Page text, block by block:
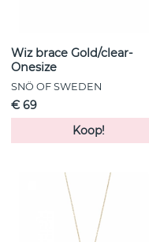
Wiz brace Gold/clear-
Onesize
SNÖ OF SWEDEN
€ 69
Koop!